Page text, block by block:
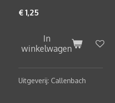
€ 1,25
In
winkelwagen
Uitgeverij: Callenbach